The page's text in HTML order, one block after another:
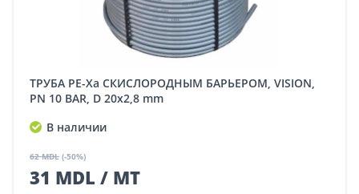
ТРУБА PE-Xa СКИСЛОРОДНЫМ БАРЬЕРОМ, VISION,
PN 10 BAR, D 20x2,8 mm
В наличии
62 MDL (-50%)
31 MDL / MT